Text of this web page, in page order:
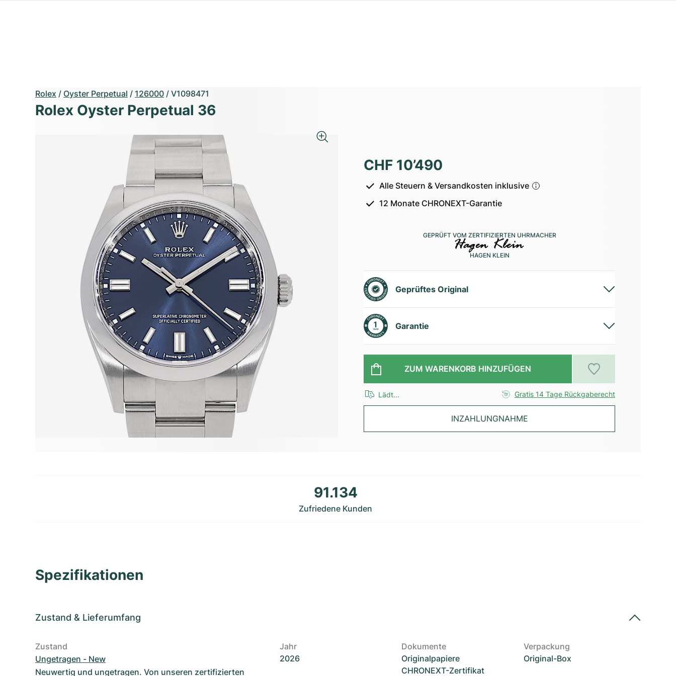
Rolex / Oyster Perpetual / 126000 / V1098471
Rolex Oyster Perpetual 36
CHF 10’490
Alle Steuern & Versandkosten inklusive
12 Monate CHRONEXT-Garantie
GEPRÜFT VOM ZERTIFIZIERTEN UHRMACHER
HAGEN KLEIN
Geprüftes Original
Garantie
ZUM WARENKORB HINZUFÜGEN
Lädt... Gratis 14 Tage Rückgaberecht
INZAHLUNGNAHME
91.134
Zufriedene Kunden
Spezifikationen
Zustand & Lieferumfang
Zustand
Ungetragen - New
Neuwertig und ungetragen. Von unseren zertifizierten
Jahr
2026
Dokumente
Originalpapiere
CHRONEXT-Zertifikat
Verpackung
Original-Box